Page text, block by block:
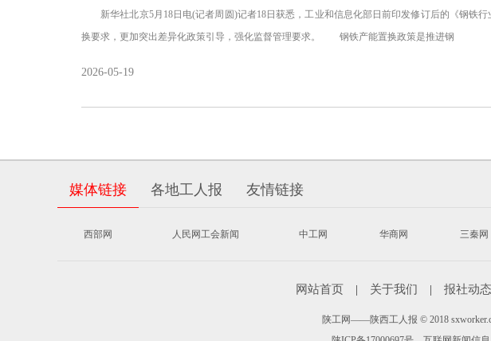
新华社北京5月18日电(记者周圆)记者18日获悉，工业和信息化部日前印发修订后的《钢铁行
换要求，更加突出差异化政策引导，强化监督管理要求。 钢铁产能置换政策是推进钢
2026-05-19
媒体链接 各地工人报 友情链接
西部网 人民网工会新闻 中工网 华商网 三秦网
网站首页 | 关于我们 | 报社动态
陕工网——陕西工人报 © 2018